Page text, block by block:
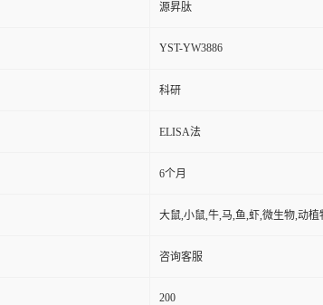
源昇肽
YST-YW3886
科研
ELISA法
6个月
大鼠,小鼠,牛,马,鱼,虾,微生物,动植
咨询客服
200